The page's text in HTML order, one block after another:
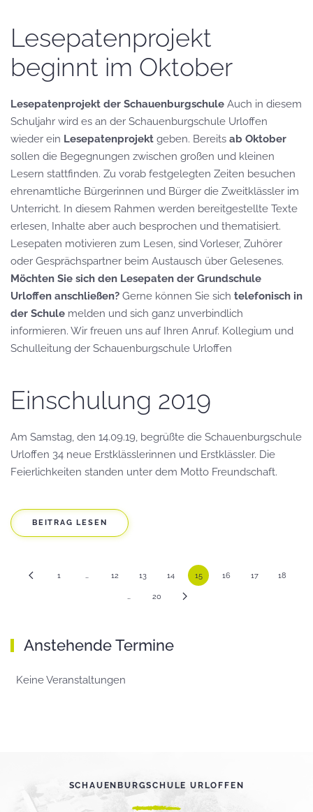
Lesepatenprojekt
beginnt im Oktober
Lesepatenprojekt der Schauenburgschule Auch in diesem
Schuljahr wird es an der Schauenburgschule Urloffen
wieder ein Lesepatenprojekt geben. Bereits ab Oktober
sollen die Begegnungen zwischen großen und kleinen
Lesern stattfinden. Zu vorab festgelegten Zeiten besuchen
ehrenamtliche Bürgerinnen und Bürger die Zweitklässler im
Unterricht. In diesem Rahmen werden bereitgestellte Texte
erlesen, Inhalte aber auch besprochen und thematisiert.
Lesepaten motivieren zum Lesen, sind Vorleser, Zuhörer
oder Gesprächspartner beim Austausch über Gelesenes.
Möchten Sie sich den Lesepaten der Grundschule
Urloffen anschließen? Gerne können Sie sich telefonisch in
der Schule melden und sich ganz unverbindlich
informieren. Wir freuen uns auf Ihren Anruf. Kollegium und
Schulleitung der Schauenburgschule Urloffen
Einschulung 2019
Am Samstag, den 14.09.19, begrüßte die Schauenburgschule
Urloffen 34 neue Erstklässlerinnen und Erstklässler. Die
Feierlichkeiten standen unter dem Motto Freundschaft.
BEITRAG LESEN
1 … 12 13 14 15 16 17 18
… 20
Anstehende Termine
Keine Veranstaltungen
SCHAUENBURGSCHULE URLOFFEN